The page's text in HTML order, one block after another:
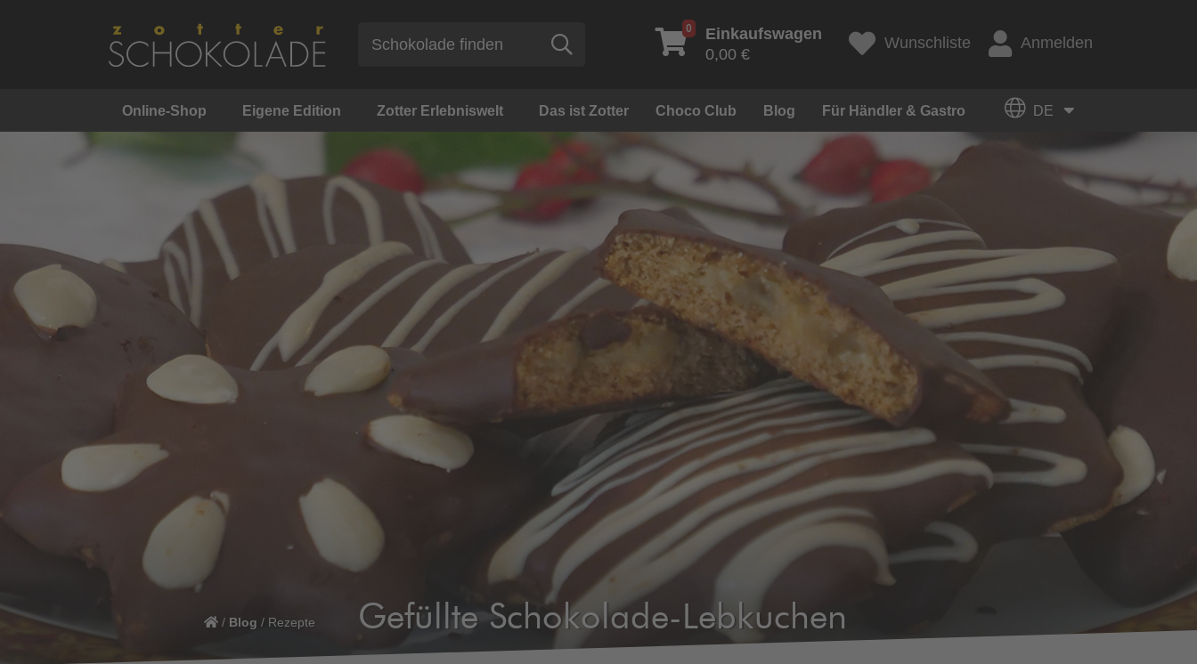
0
Einkaufswagen
0,00 €
Wunschliste Anmelden
Online-Shop Eigene Edition Zotter Erlebniswelt Das ist Zotter Choco Club Blog Für Händler & Gastro DE
/ Blog / Rezepte Gefüllte Schokolade-Lebkuchen